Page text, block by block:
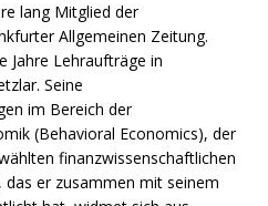
lang Mitglied der
Allgemeinen Zeitung.
Jahre Lehraufträge in
Seine
im Bereich der
(Behavioral Economics), der
finanzwissenschaftlichen
das er zusammen mit seinem